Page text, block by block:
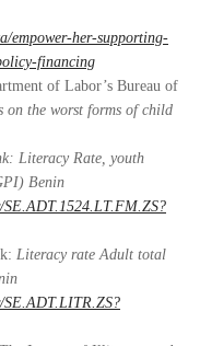
empower-her-supporting-
financing
of Labor’s Bureau of
on the worst forms of child
Literacy Rate, youth
Benin
Literacy rate Adult total